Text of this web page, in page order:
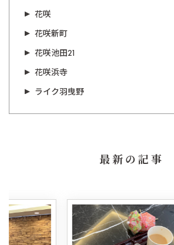
花咲
花咲新町
花咲池田21
花咲浜寺
ライク羽曳野
最新の記事